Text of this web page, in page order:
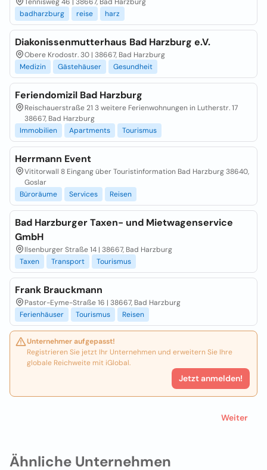
Ähnliche Unternehmen
badharzburg
reise harz
Diakonissenmutterhaus Bad Harzburg e.V.
Obere Krodostr. 30 | 38667, Bad Harzburg
Medizin
Gästehäuser Gesundheit
Feriendomizil Bad Harzburg
Reischauerstraße 21 3 weitere Ferienwohnungen in Lutherstr. 17
38667, Bad Harzburg
Immobilien
Apartments Tourismus
Herrmann Event
Vititorwall 8 Eingang über Touristinformation Bad Harzburg 38640,
Goslar
Büroräume
Services Reisen
Bad Harzburger Taxen- und Mietwagenservice
GmbH
Ilsenburger Straße 14 | 38667, Bad Harzburg
Taxen
Transport Tourismus
Frank Brauckmann
Pastor-Eyme-Straße 16 | 38667, Bad Harzburg
Ferienhäuser
Tourismus Reisen
Unternehmer aufgepasst!
Registrieren Sie jetzt Ihr Unternehmen und erweitern Sie Ihre
globale Reichweite mit iGlobal.
Jetzt anmelden!
Weiter